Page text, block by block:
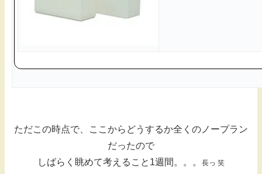
ただこの時点で、ここからどうするか全くのノープラン
だったので
しばらく眺めて考えること1週間。。。
長っ 笑